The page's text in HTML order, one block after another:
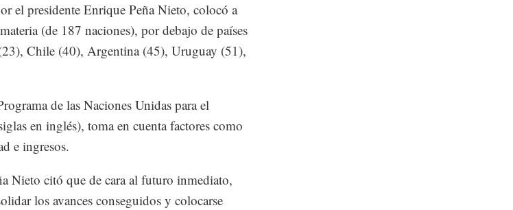
el presidente Enrique Peña Nieto, colocó a
(de 187 naciones), por debajo de países
Chile (40), Argentina (45), Uruguay (51),
de las Naciones Unidas para el
en inglés), toma en cuenta factores como
e ingresos.
Nieto citó que de cara al futuro inmediato,
los avances conseguidos y colocarse